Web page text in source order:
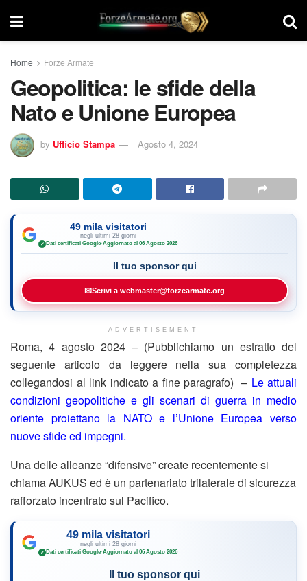
Home Forze Armate
Geopolitica: le sfide della
Nato e Unione Europea
by Ufficio Stampa Agosto 4, 2024
49 mila visitatori
negli ultimi 28 giorni
✓ Dati certificati Google·Aggiornato al 06 Agosto 2026
Il tuo sponsor qui
✉Scrivi a webmaster@forzearmate.org
ADVERTISEMENT
Roma, 4 agosto 2024 – (Pubblichiamo un estratto del
seguente articolo da leggere nella sua completezza
collegandosi al link indicato a fine paragrafo) – Le attuali
condizioni geopolitiche e gli scenari di guerra in medio
oriente proiettano la NATO e l’Unione Europea verso
nuove sfide ed impegni.
Una delle alleanze “difensive” create recentemente si
chiama AUKUS ed è un partenariato trilaterale di sicurezza
rafforzato incentrato sul Pacifico.
49 mila visitatori
negli ultimi 28 giorni
✓ Dati certificati Google·Aggiornato al 06 Agosto 2026
Il tuo sponsor qui